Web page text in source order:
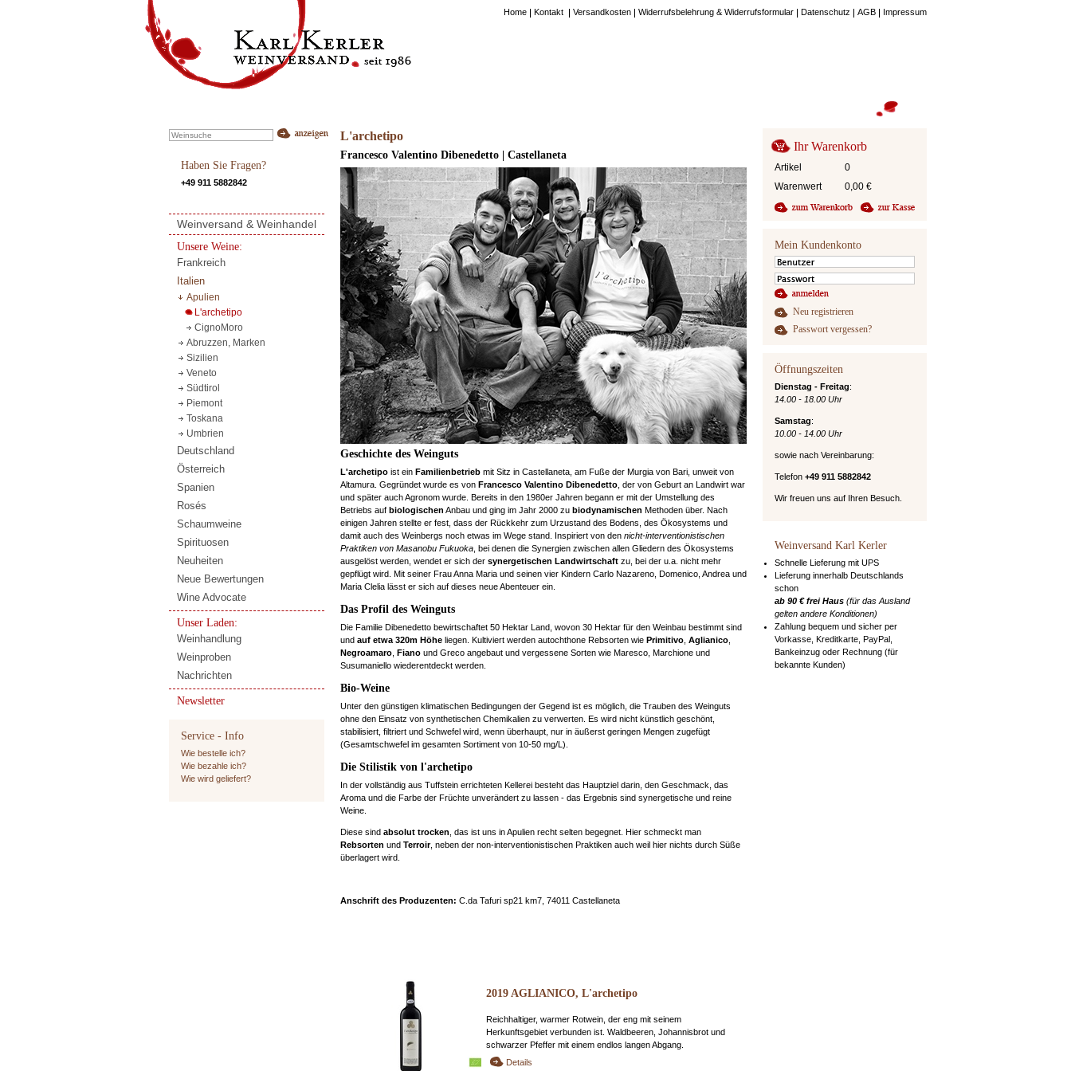
Home Kontakt Versandkosten Widerrufsbelehrung & Widerrufsformular Datenschutz AGB Impressum
L'archetipo
Francesco Valentino Dibenedetto | Castellaneta
Geschichte des Weinguts
L'archetipoist ein Familienbetriebmit Sitz in Castellaneta, am Fuße der Murgia von Bari, unweit von
Altamura. Gegründet wurde es von Francesco Valentino Dibenedetto, der von Geburt an Landwirt war
und später auch Agronom wurde. Bereits in den 1980er Jahren begann er mit der Umstellung des
Betriebs auf biologischen Anbau und ging im Jahr 2000 zu biodynamischen Methoden über. Nach
einigen Jahren stellte er fest, dass der Rückkehr zum Urzustand des Bodens, des Ökosystems und
damit auch des Weinbergs noch etwas im Wege stand. Inspiriert von den nicht-interventionistischen
Praktiken von Masanobu Fukuoka, bei denen die Synergien zwischen allen Gliedern des Ökosystems
ausgelöst werden, wendet er sich der synergetischen Landwirtschaftzu, bei der u.a. nicht mehr
gepflügt wird. Mit seiner Frau Anna Maria und seinen vier Kindern Carlo Nazareno, Domenico, Andrea und
Maria Clelia lässt er sich auf dieses neue Abenteuer ein.
Das Profil des Weinguts
Die Familie Dibenedetto bewirtschaftet 50 Hektar Land, wovon 30 Hektar für den Weinbau bestimmt sind
und auf etwa 320m Höheliegen. Kultiviert werden autochthone Rebsorten wie Primitivo, Aglianico,
Negroamaro, Fianound Greco angebaut und vergessene Sorten wie Maresco, Marchione und
Susumaniello wiederentdeckt werden.
Bio-Weine
Unter den günstigen klimatischen Bedingungen der Gegend ist es möglich, die Trauben des Weinguts
ohne den Einsatz von synthetischen Chemikalien zu verwerten. Es wird nicht künstlich geschönt,
stabilisiert, filtriert und Schwefel wird, wenn überhaupt, nur in äußerst geringen Mengen zugefügt
(Gesamtschwefel im gesamten Sortiment von 10-50 mg/L).
Die Stilistik von l'archetipo
In der vollständig aus Tuffstein errichteten Kellerei besteht das Hauptziel darin, den Geschmack, das
Aroma und die Farbe der Früchte unverändert zu lassen - das Ergebnis sind synergetische und reine
Weine.
Diese sind absolut trocken , das ist uns in Apulien recht selten begegnet. Hier schmeckt man
Rebsorten und Terroir, neben der non-interventionistischen Praktiken auch weil hier nichts durch Süße
überlagert wird.
Anschrift des Produzenten: C.da Tafuri sp21 km7, 74011 Castellaneta
2019 AGLIANICO, L'archetipo
Reichhaltiger, warmer Rotwein, der eng mit seinem
Herkunftsgebiet verbunden ist. Waldbeeren, Johannisbrot und
schwarzer Pfeffer mit einem endlos langen Abgang.
Details
Haben Sie Fragen?
+49 911 5882842
Weinversand & Weinhandel
Unsere Weine:
Frankreich
Italien
Apulien
L'archetipo
CignoMoro
Abruzzen, Marken
Sizilien
Veneto
Südtirol
Piemont
Toskana
Umbrien
Deutschland
Österreich
Spanien
Rosés
Schaumweine
Spirituosen
Neuheiten
Neue Bewertungen
Wine Advocate
Unser Laden:
Weinhandlung
Weinproben
Nachrichten
Newsletter
Service - Info
Wie bestelle ich?
Wie bezahle ich?
Wie wird geliefert?
Ihr Warenkorb
Artikel
0
Warenwert
0,00 €
Mein Kundenkonto
Neu registrieren
Passwort vergessen?
Öffnungszeiten
Dienstag - Freitag:
14.00 - 18.00 Uhr
Samstag:
10.00 - 14.00 Uhr
sowie nach Vereinbarung:
Telefon +49 911 5882842
Wir freuen uns auf Ihren Besuch.
Weinversand Karl Kerler
Schnelle Lieferung mit UPS
Lieferung innerhalb Deutschlands
schon
ab 90 € frei Haus(für das Ausland
gelten andere Konditionen)
Zahlung bequem und sicher per
Vorkasse, Kreditkarte, PayPal,
Bankeinzug oder Rechnung (für
bekannte Kunden)